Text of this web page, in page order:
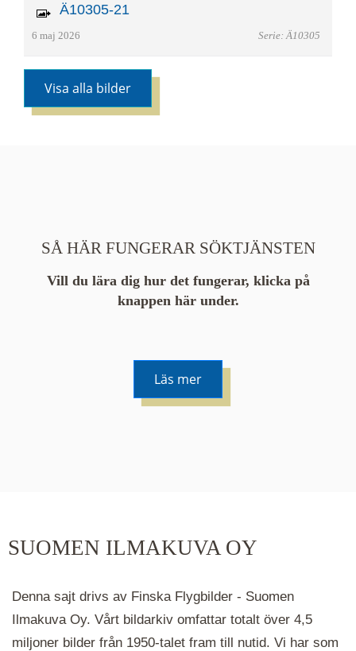
Ä10305-21
6 maj 2026 Serie: Ä10305
Visa alla bilder
SÅ HÄR FUNGERAR SÖKTJÄNSTEN
Vill du lära dig hur det fungerar, klicka på
knappen här under.
Läs mer
hålla ned ctrl-tangenten och scrolla.
SUOMEN ILMAKUVA OY
Denna sajt drivs av Finska Flygbilder - Suomen
Ilmakuva Oy. Vårt bildarkiv omfattar totalt över 4,5
miljoner bilder från 1950-talet fram till nutid. Vi har som